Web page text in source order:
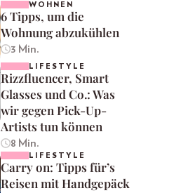
WOHNEN
6 Tipps, um die
Wohnung abzukühlen
3 Min.
LIFESTYLE
Rizzfluencer, Smart
Glasses und Co.: Was
wir gegen Pick-Up-
Artists tun können
8 Min.
LIFESTYLE
Carry on: Tipps für’s
Reisen mit Handgepäck